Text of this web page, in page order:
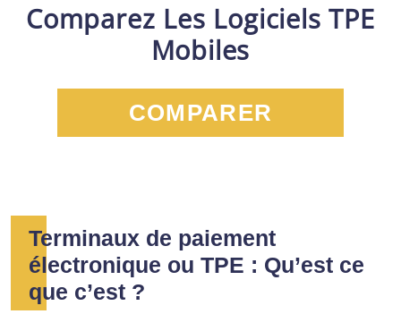
Comparez Les Logiciels TPE
Mobiles
COMPARER
Terminaux de paiement
électronique ou TPE : Qu’est ce
que c’est ?